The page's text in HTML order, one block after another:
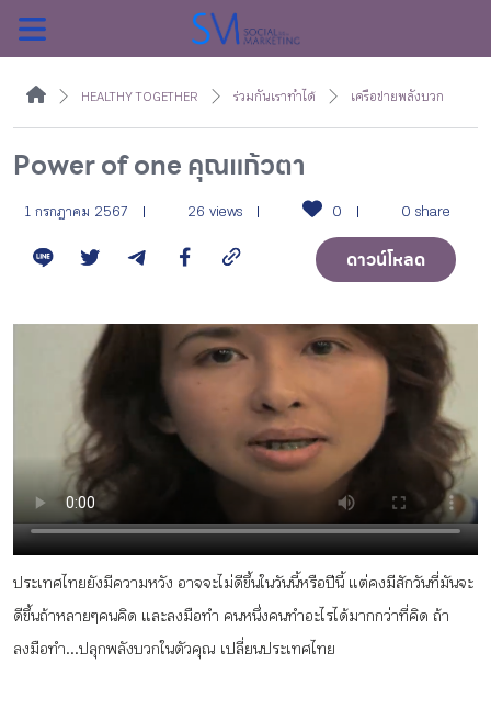
ค้นหา
หน้าแรกแคมเปญ
บทความแคมเปญ
สื่อของแคมเปญ
กิจกรรม
หัวข้อที่เราแนะนำ
HEALTHY TOGETHER ร่วมกันเราทำได้ เครือข่ายพลังบวก
Power of one คุณแก้วตา
1 กรกฎาคม 2567 26 views 0 0 share
ดาวน์โหลด
ประเทศไทยยังมีความหวัง อาจจะไม่ดีขึ้นในวันนี้หรือปีนี้ แต่คงมีสักวันที่มันจะ
ดีขึ้นถ้าหลายๆคนคิด และลงมือทำ คนหนึ่งคนทำอะไรได้มากกว่าที่คิด ถ้า
ลงมือทำ...ปลุกพลังบวกในตัวคุณ เปลี่ยนประเทศไทย